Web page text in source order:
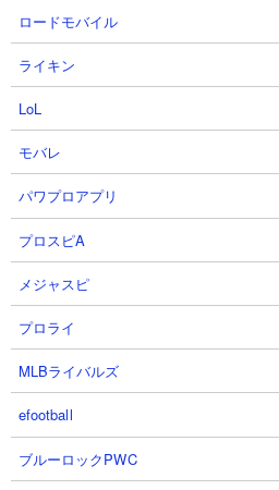
３．密林の異変Ⅲ 牙研ぐ死
ロンを使った攻略
【出撃メンバー】
【攻略概要】
「ともよともよ」さんの攻略動画で
ンボは研究力と資金回りを強化して
ルーザと大狂乱ゴム、ラーメン道、
からラーメン道などで壁を気付きな
マケモルガが戦線に到着する前にラ
ロードモバイル
ライキン
LoL
モバレ
パワプロアプリ
プロスピA
メジャスピ
プロライ
MLBライバルズ
efootball
ブルーロックPWC